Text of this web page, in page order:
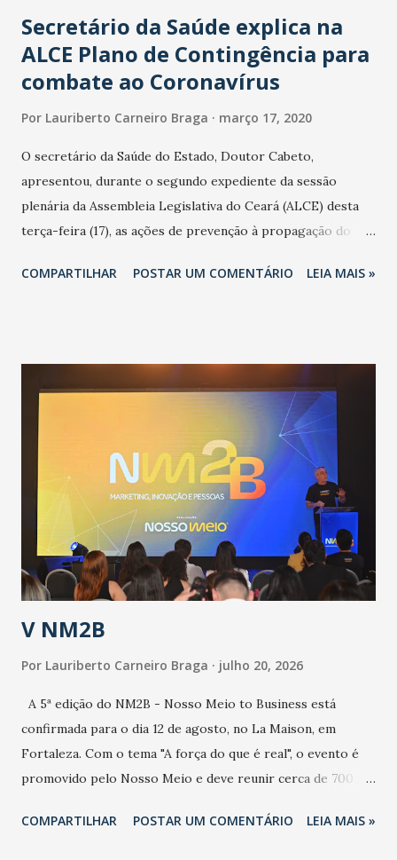
Secretário da Saúde explica na
ALCE Plano de Contingência para
combate ao Coronavírus
Por Lauriberto Carneiro Braga março 17, 2020
O secretário da Saúde do Estado, Doutor Cabeto,
apresentou, durante o segundo expediente da sessão
plenária da Assembleia Legislativa do Ceará (ALCE) desta
terça-feira (17), as ações de prevenção à propagação do
adotadas pelo Governo do Estado na contenção da
população suspeita e de cuidados com os ambientes
públicos e domiciliares. “Nós não estamos vivendo uma
epidemia comum, como temos em todos os anos, com
aumento de casos de dengue, influenza ou H1N1. Trata-se
de uma epidemia com um vírus diferente, com um poder de
contaminação maior que outros coronavírus”, apontou o
secretário. Segundo ele, é uma epidemia com chance de
contaminação alta, podendo gerar um grande risco à
população e ao sistema de saúde. “Precisamos saber fazer a
estratificação do risco da doença, para não so...
COMPARTILHAR POSTAR UM COMENTÁRIO LEIA MAIS »
V NM2B
Por Lauriberto Carneiro Braga julho 20, 2026
A 5ª edição do NM2B - Nosso Meio to Business está
confirmada para o dia 12 de agosto, no La Maison, em
Fortaleza. Com o tema "A força do que é real", o evento é
promovido pelo Nosso Meio e deve reunir cerca de 700
e lideranças do Mercado Nacional. Desde 2022, o NM2B
COMPARTILHAR POSTAR UM COMENTÁRIO LEIA MAIS »